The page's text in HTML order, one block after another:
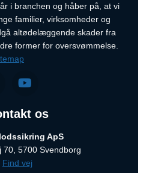
i branchen og håber på, at vi
familier, virksomheder og
altødelæggende skader fra
former for oversvømmelse.
os
ApS
70, 5700 Svendborg
Find vej